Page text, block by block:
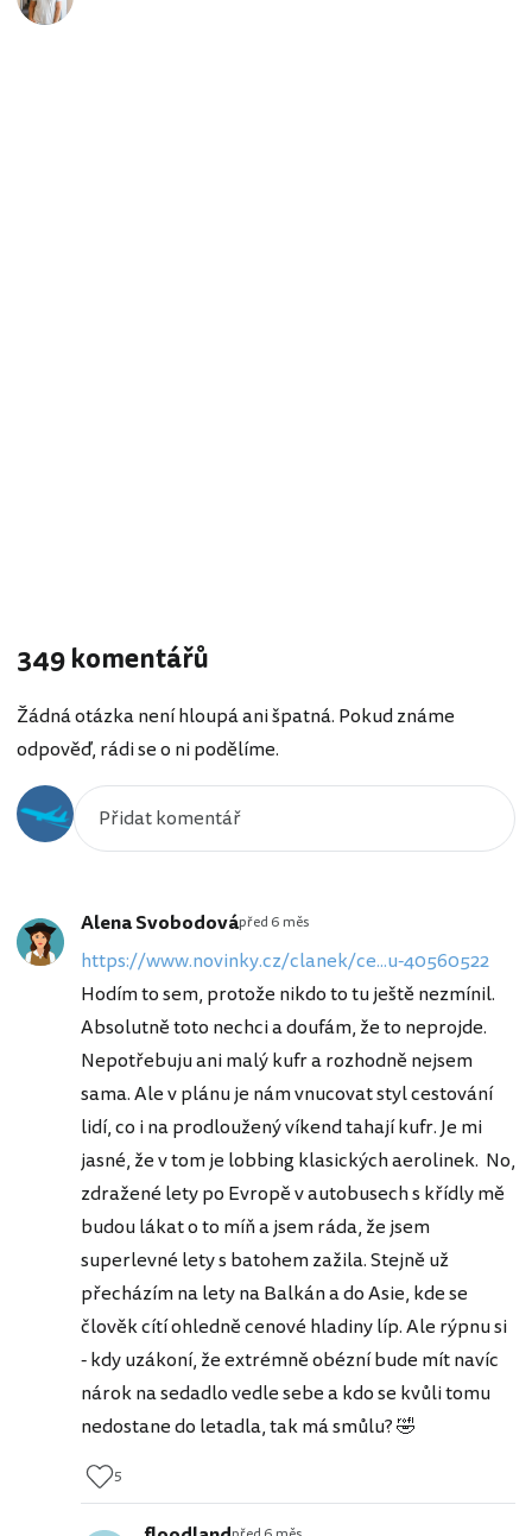
349 komentářů
Žádná otázka není hloupá ani špatná. Pokud známe
odpověď, rádi se o ni podělíme.
Alena Svobodovápřed 6 měs
https://www.novinky.cz/clanek/ce...u-40560522
Hodím to sem, protože nikdo to tu ještě nezmínil.
Absolutně toto nechci a doufám, že to neprojde.
Nepotřebuju ani malý kufr a rozhodně nejsem
sama. Ale v plánu je nám vnucovat styl cestování
lidí, co i na prodloužený víkend tahají kufr. Je mi
jasné, že v tom je lobbing klasických aerolinek. No,
zdražené lety po Evropě v autobusech s křídly mě
budou lákat o to míň a jsem ráda, že jsem
superlevné lety s batohem zažila. Stejně už
přecházím na lety na Balkán a do Asie, kde se
člověk cítí ohledně cenové hladiny líp. Ale rýpnu si
- kdy uzákoní, že extrémně obézní bude mít navíc
nárok na sedadlo vedle sebe a kdo se kvůli tomu
nedostane do letadla, tak má smůlu? 🤣
5